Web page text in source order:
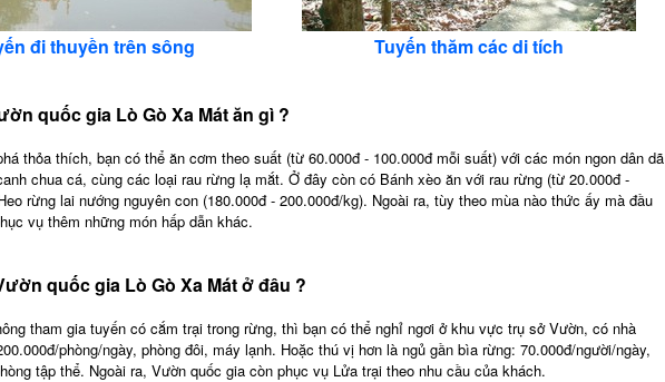
đi thuyền trên sông Tuyến thăm các di tích
quốc gia Lò Gò Xa Mát ăn gì ?
thỏa thích, bạn có thể ăn cơm theo suất (từ 60.000đ - 100.000đ mỗi suất) với các món ngon dân dã
chua cá, cùng các loại rau rừng lạ mắt. Ở đây còn có Bánh xèo ăn với rau rừng (từ 20.000đ -
rừng lai nướng nguyên con (180.000đ - 200.000đ/kg). Ngoài ra, tùy theo mùa nào thức ấy mà đầu
vụ thêm những món hấp dẫn khác.
quốc gia Lò Gò Xa Mát ở đâu ?
tham gia tuyến có cắm trại trong rừng, thì bạn có thể nghỉ ngơi ở khu vực trụ sở Vườn, có nhà
phòng/ngày, phòng đôi, máy lạnh. Hoặc thú vị hơn là ngủ gần bìa rừng: 70.000đ/người/ngày,
tập thể. Ngoài ra, Vườn quốc gia còn phục vụ Lửa trại theo nhu cầu của khách.